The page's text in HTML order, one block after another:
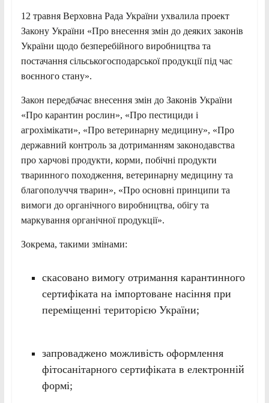
12 травня Верховна Рада України ухвалила проект
Закону України «Про внесення змін до деяких законів
України щодо безперебійного виробництва та
постачання сільськогосподарської продукції під час
воєнного стану».
Закон передбачає внесення змін до Законів України
«Про карантин рослин», «Про пестициди і
агрохімікати», «Про ветеринарну медицину», «Про
державний контроль за дотриманням законодавства
про харчові продукти, корми, побічні продукти
тваринного походження, ветеринарну медицину та
благополуччя тварин», «Про основні принципи та
вимоги до органічного виробництва, обігу та
маркування органічної продукції».
Зокрема, такими змінами:
скасовано вимогу отримання карантинного
сертифіката на імпортоване насіння при
переміщенні територією України;
запроваджено можливість оформлення
фітосанітарного сертифіката в електронній
формі;